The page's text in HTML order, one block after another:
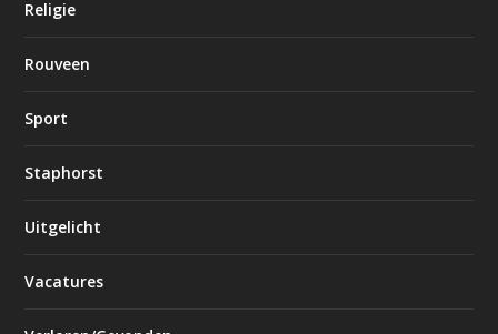
Religie
Rouveen
Sport
Staphorst
Uitgelicht
Vacatures